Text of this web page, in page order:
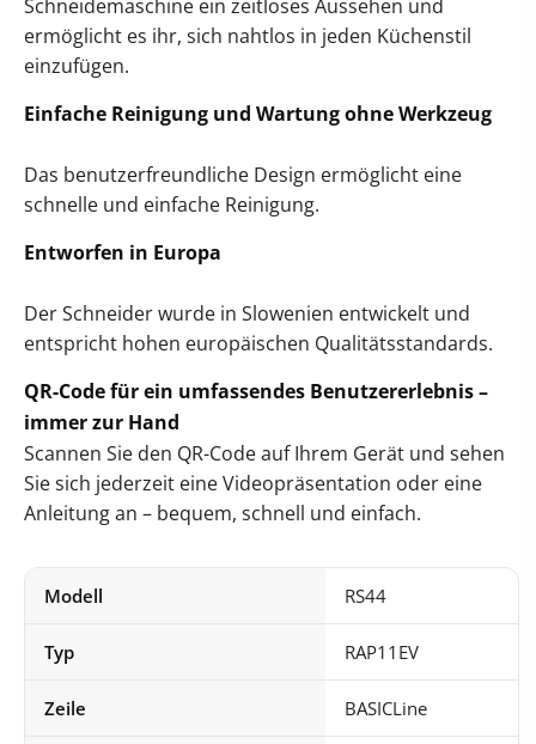
Schneidemaschine ein zeitloses Aussehen und
ermöglicht es ihr, sich nahtlos in jeden Küchenstil
einzufügen.
Einfache Reinigung und Wartung ohne Werkzeug
Das benutzerfreundliche Design ermöglicht eine
schnelle und einfache Reinigung.
Entworfen in Europa
Der Schneider wurde in Slowenien entwickelt und
entspricht hohen europäischen Qualitätsstandards.
QR-Code für ein umfassendes Benutzererlebnis –
immer zur Hand
Scannen Sie den QR-Code auf Ihrem Gerät und sehen
Sie sich jederzeit eine Videopräsentation oder eine
Anleitung an – bequem, schnell und einfach.
Modell RS44
Typ RAP11EV
Zeile BASICLine